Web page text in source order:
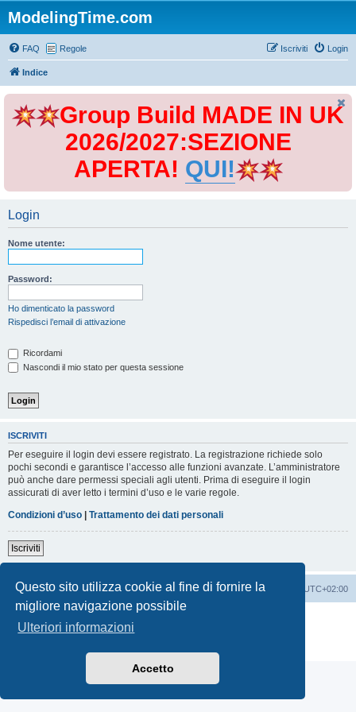
Questo sito utilizza cookie al fine di fornire la
migliore navigazione possibile
Ulteriori informazioni
Accetto
ModelingTime.com
FAQ Regole Login
Iscriviti
Indice
Group Build MADE IN UK
2026/2027:SEZIONE
APERTA! QUI!
Login
Nome utente:
Password:
Ho dimenticato la password
Rispedisci l’email di attivazione
Ricordami
Nascondi il mio stato per questa sessione
ISCRIVITI
Per eseguire il login devi essere registrato. La registrazione richiede solo
pochi secondi e garantisce l’accesso alle funzioni avanzate. L’amministratore
può anche dare permessi speciali agli utenti. Prima di eseguire il login
assicurati di aver letto i termini d’uso e le varie regole.
Condizioni d’uso | Trattamento dei dati personali
Iscriviti
Indice Tutti gli orari sono UTC+02:00
Cancella cookie
Contattaci
Traduzione Italiana